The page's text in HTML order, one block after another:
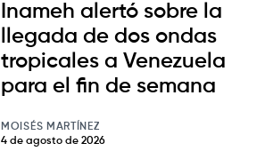
Inameh alertó sobre la
llegada de dos ondas
tropicales a Venezuela
para el fin de semana
MOISÉS MARTÍNEZ
4 de agosto de 2026